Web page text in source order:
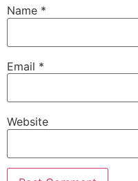
Name *
Email *
Website